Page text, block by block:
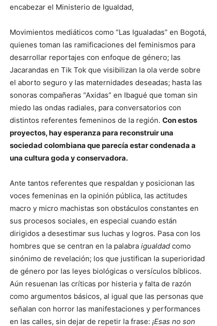
encabezar el Ministerio de Igualdad,
Movimientos mediáticos como “Las Igualadas” en Bogotá,
quienes toman las ramificaciones del feminismos para
desarrollar reportajes con enfoque de género; las
Jacarandas en Tik Tok que visibilizan la ola verde sobre
el aborto seguro y las maternidades deseadas; hasta las
sonoras compañeras “Axidas” en Ibagué que toman sin
miedo las ondas radiales, para conversatorios con
distintos referentes femeninos de la región. Con estos
proyectos, hay esperanza para reconstruir una
sociedad colombiana que parecía estar condenada a
una cultura goda y conservadora.
Ante tantos referentes que respaldan y posicionan las
voces femeninas en la opinión pública, las actitudes
macro y micro machistas son obstáculos constantes en
sus procesos sociales, en especial cuando están
dirigidos a desestimar sus luchas y logros. Pasa con los
hombres que se centran en la palabra igualdad como
sinónimo de revelación; los que justifican la superioridad
de género por las leyes biológicas o versículos bíblicos.
Aún resuenan las críticas por histeria y falta de razón
como argumentos básicos, al igual que las personas que
señalan con horror las manifestaciones y performances
en las calles, sin dejar de repetir la frase: ¡Esas no son